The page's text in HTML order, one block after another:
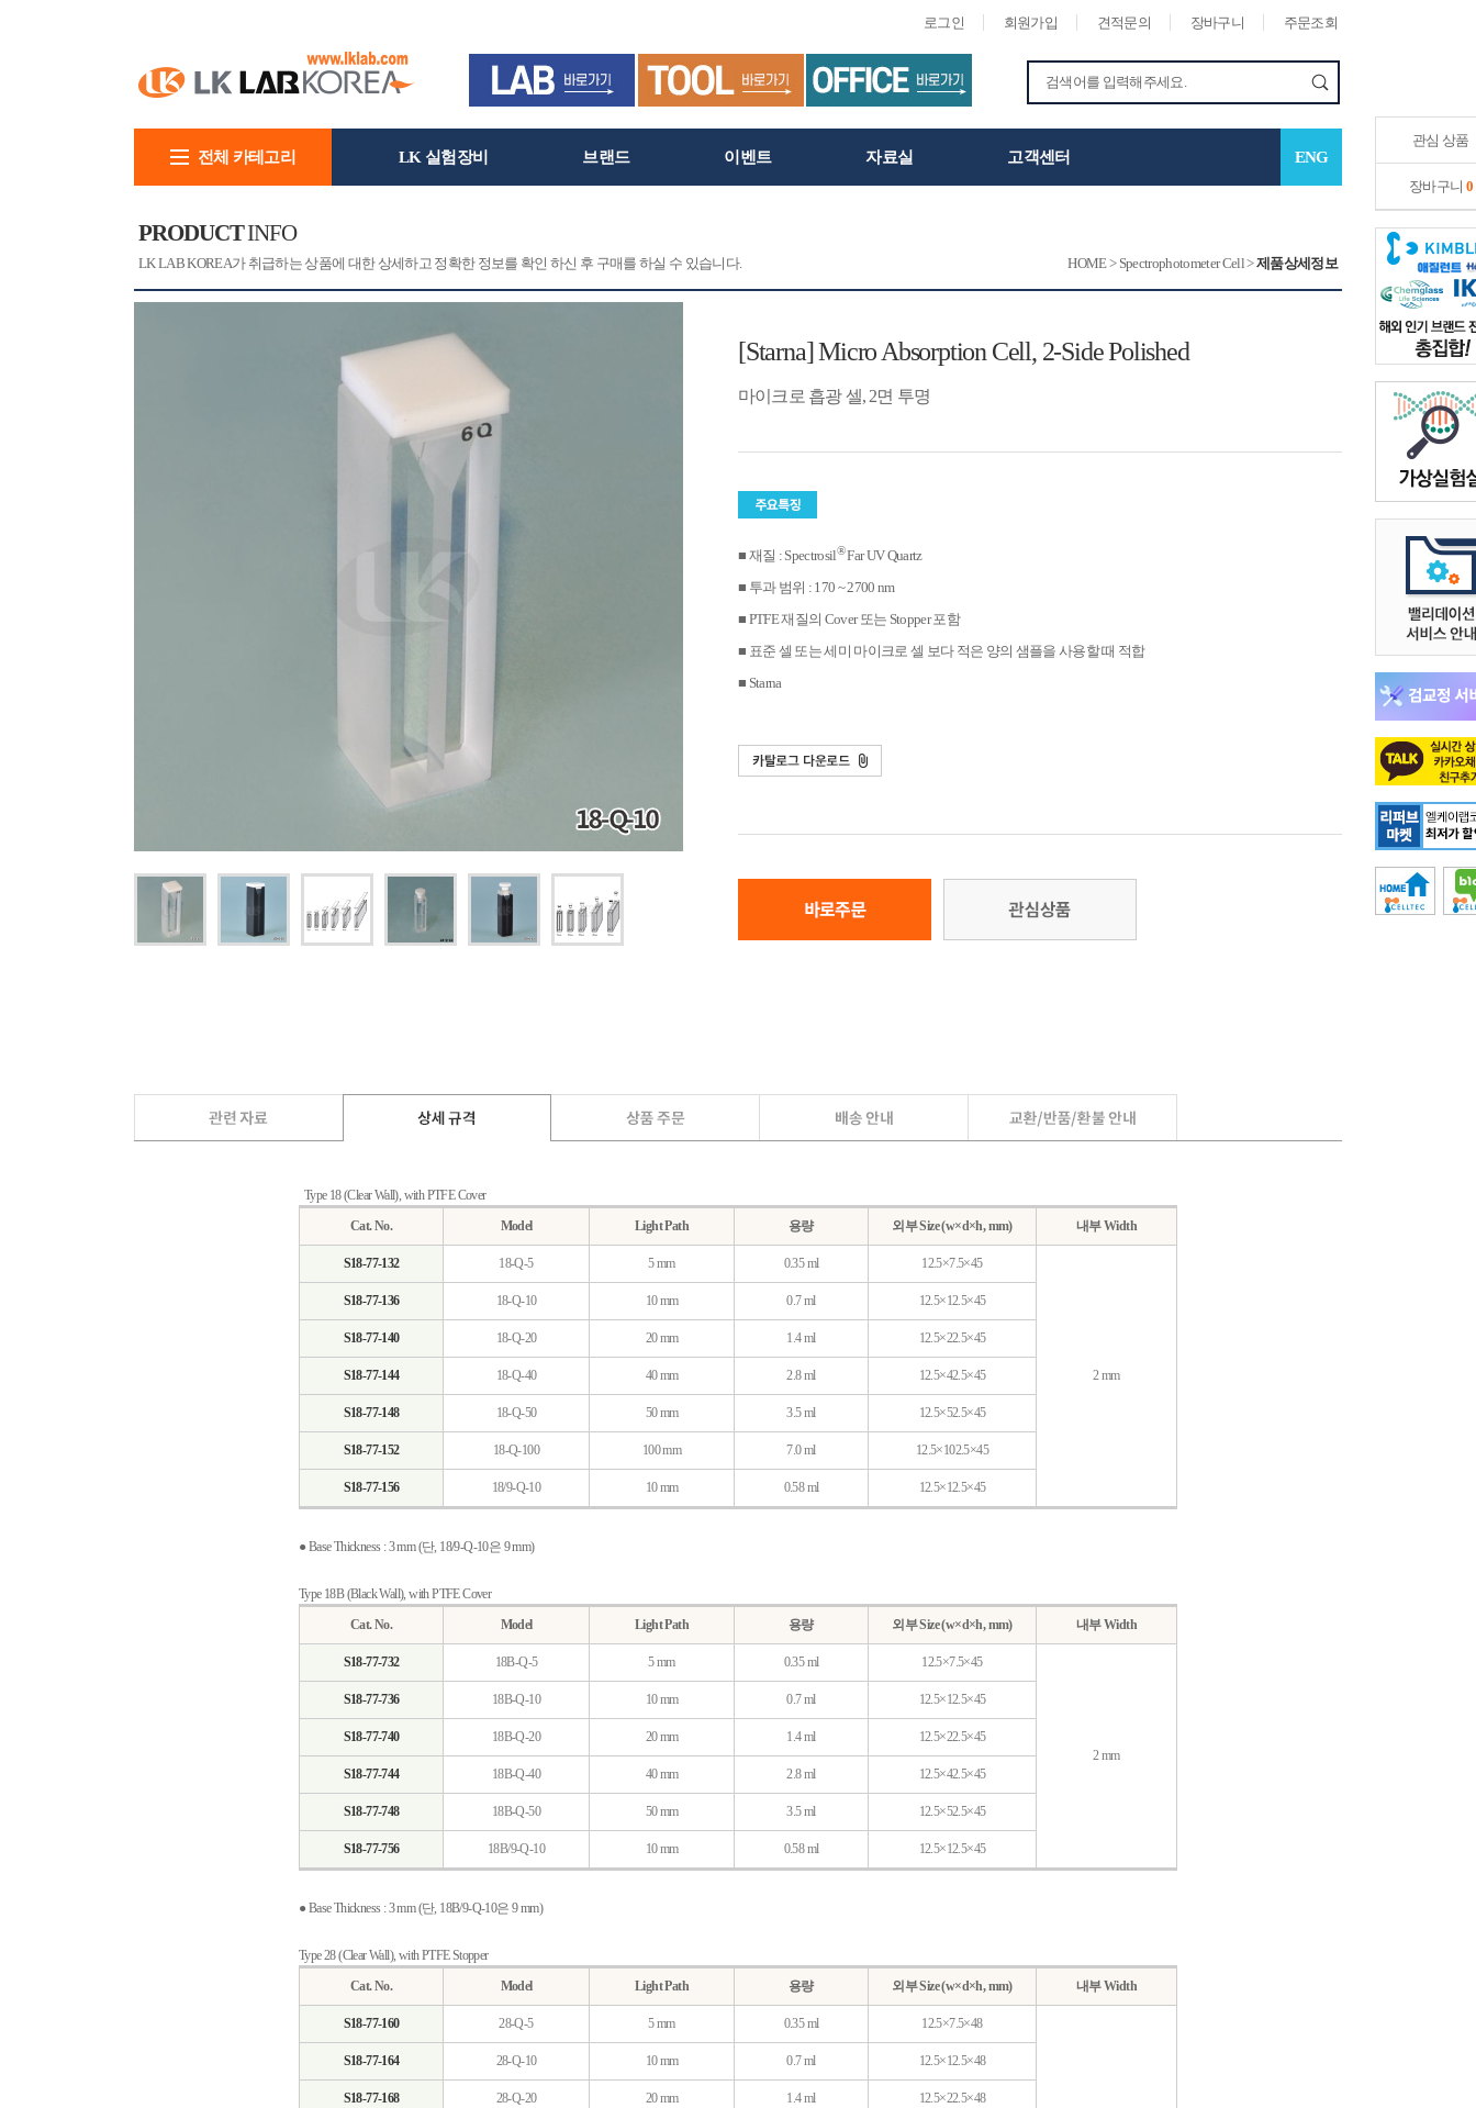
로그인 회원가입 견적문의 장바구니 주문조회
관심 상품
장바구니 0
전체 카테고리 LK 실험장비 브랜드 이벤트 자료실 고객센터 ENG
PRODUCTINFO
LK LAB KOREA가 취급하는 상품에 대한 상세하고 정확한 정보를 확인 하신 후 구매를 하실 수 있습니다. HOME> Spectrophotometer Cell>제품상세정보
[Starna] Micro Absorption Cell, 2-Side Polished
마이크로 흡광 셀, 2면 투명
■ 재질 : Spectrosil®Far UV Quartz
■ 투과 범위 : 170 ~ 2700 nm
■ PTFE 재질의 Cover 또는 Stopper 포함
■ 표준 셀 또는 세미 마이크로 셀 보다 적은 양의 샘플을 사용할 때 적합
■ Starna
Type 18 (Clear Wall), with PTFE Cover
Cat. No.
Model Light Path 용량 외부 Size (w×d×h, mm) 내부 Width
S18-77-132 18-Q-5 5 mm 0.35 ml 12.5×7.5×45
2 mm
S18-77-136 18-Q-10 10 mm 0.7 ml 12.5×12.5×45
S18-77-140 18-Q-20 20 mm 1.4 ml 12.5×22.5×45
S18-77-144 18-Q-40 40 mm 2.8 ml 12.5×42.5×45
S18-77-148 18-Q-50 50 mm 3.5 ml 12.5×52.5×45
S18-77-152 18-Q-100 100mm 7.0 ml 12.5×102.5×45
S18-77-156 18/9-Q-10 10 mm 0.58 ml 12.5×12.5×45
● Base Thickness : 3 mm (단, 18/9-Q-10은 9 mm)
Type 18B (Black Wall), with PTFE Cover
Cat. No.
Model Light Path 용량 외부 Size (w×d×h, mm) 내부 Width
S18-77-732 18B-Q-5 5 mm 0.35 ml 12.5×7.5×45
2 mm
S18-77-736 18B-Q-10 10 mm 0.7 ml 12.5×12.5×45
S18-77-740 18B-Q-20 20 mm 1.4 ml 12.5×22.5×45
S18-77-744 18B-Q-40 40 mm 2.8 ml 12.5×42.5×45
S18-77-748 18B-Q-50 50 mm 3.5 ml 12.5×52.5×45
S18-77-756 18B/9-Q-10 10 mm 0.58 ml 12.5×12.5×45
● Base Thickness : 3 mm (단, 18B/9-Q-10은 9 mm)
Type 28 (Clear Wall), with PTFE Stopper
Cat. No.
Model Light Path 용량 외부 Size (w×d×h, mm) 내부 Width
S18-77-160 28-Q-5 5 mm 0.35 ml 12.5×7.5×48
S18-77-164 28-Q-10 10 mm 0.7 ml 12.5×12.5×48
S18-77-168 28-Q-20 20 mm 1.4 ml 12.5×22.5×48